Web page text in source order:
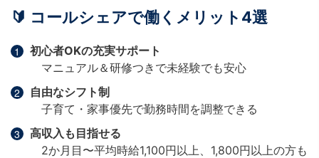
🔰 コールシェアで働くメリット4選
初心者OKの充実サポート
マニュアル＆研修つきで未経験でも安心
自由なシフト制
子育て・家事優先で勤務時間を調整できる
高収入も目指せる
2か月目〜平均時給1,100円以上、1,800円以上の方も